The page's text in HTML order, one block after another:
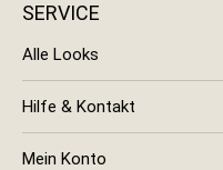
SERVICE
Alle Looks
Hilfe & Kontakt
Mein Konto